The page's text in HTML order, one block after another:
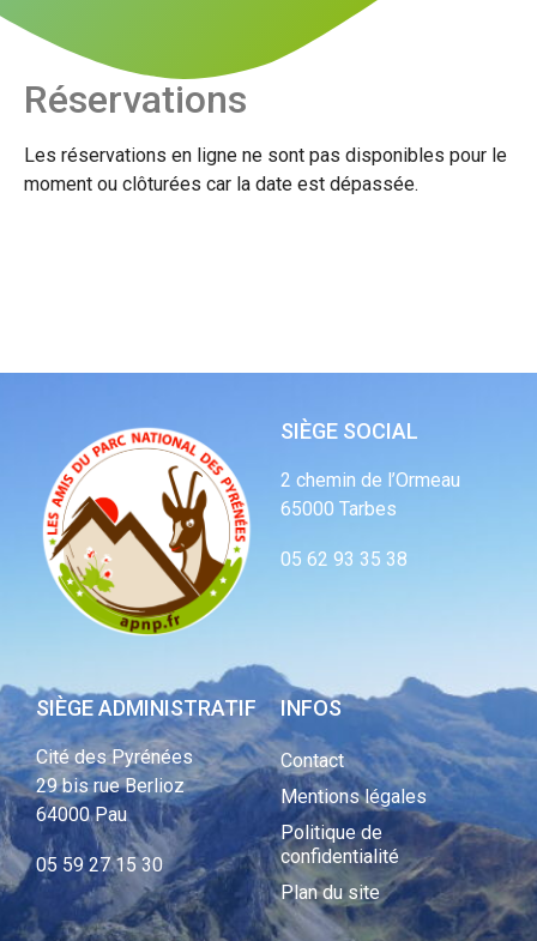
Réservations
Les réservations en ligne ne sont pas disponibles pour le
moment ou clôturées car la date est dépassée.
SIÈGE SOCIAL
2 chemin de l’Ormeau
65000 Tarbes
05 62 93 35 38
SIÈGE ADMINISTRATIF
Cité des Pyrénées
29 bis rue Berlioz
64000 Pau
05 59 27 15 30
INFOS
Contact
Mentions légales
Politique de
confidentialité
Plan du site